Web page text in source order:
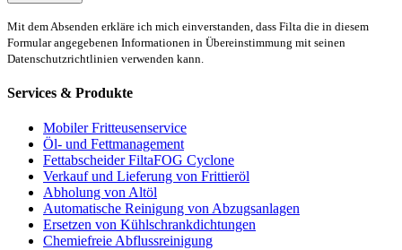
Mit dem Absenden erkläre ich mich einverstanden, dass Filta die in diesem
Formular angegebenen Informationen in Übereinstimmung mit seinen
Datenschutzrichtlinien verwenden kann.
Services & Produkte
Mobiler Fritteusenservice
Öl- und Fettmanagement
Fettabscheider FiltaFOG Cyclone
Verkauf und Lieferung von Frittieröl
Abholung von Altöl
Automatische Reinigung von Abzugsanlagen
Ersetzen von Kühlschrankdichtungen
Chemiefreie Abflussreinigung